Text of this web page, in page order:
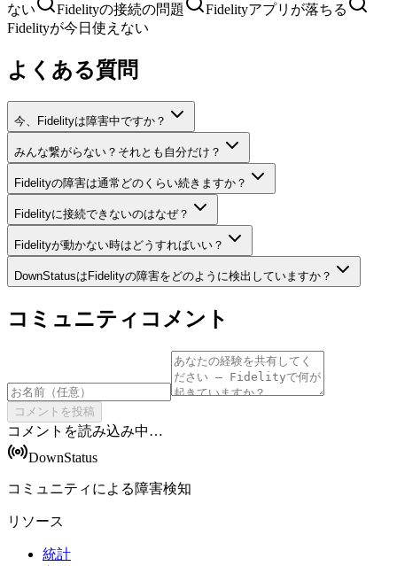
ない
Fidelityの接続の問題
Fidelityアプリが落ちる
Fidelityが今日使えない
よくある質問
今、Fidelityは障害中ですか？
みんな繋がらない？それとも自分だけ？
Fidelityの障害は通常どのくらい続きますか？
Fidelityに接続できないのはなぜ？
Fidelityが動かない時はどうすればいい？
DownStatusはFidelityの障害をどのように検出していますか？
コミュニティコメント
コメントを投稿
コメントを読み込み中…
DownStatus
コミュニティによる障害検知
リソース
統計